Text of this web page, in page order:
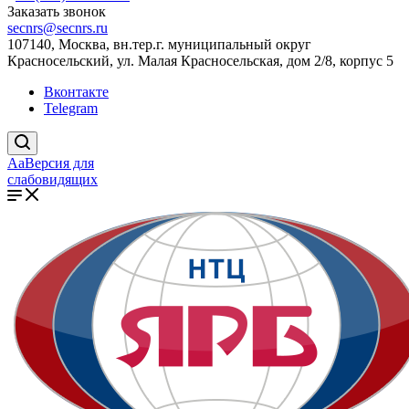
Заказать звонок
secnrs@secnrs.ru
107140, Москва, вн.тер.г. муниципальный округ
Красносельский, ул. Малая Красносельская, дом 2/8, корпус 5
Вконтакте
Telegram
AaВерсия для
слабовидящих